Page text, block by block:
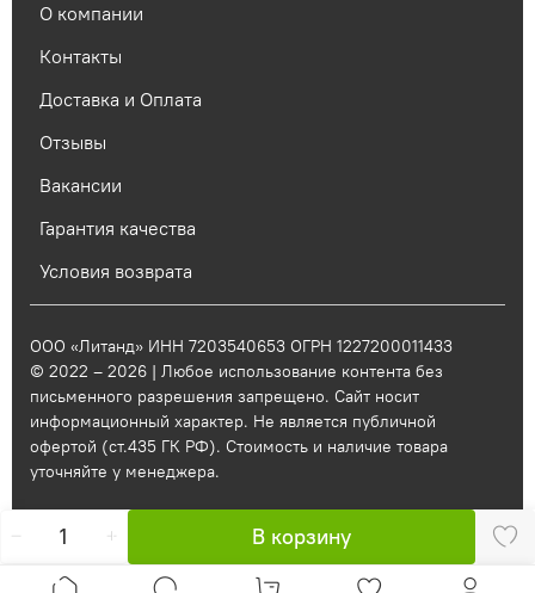
В корзину
О компании
Контакты
Доставка и Оплата
Отзывы
Вакансии
Гарантия качества
Условия возврата
ООО «Литанд» ИНН 7203540653 ОГРН 1227200011433
© 2022 – 2026 | Любое использование контента без
письменного разрешения запрещено. Сайт носит
информационный характер. Не является публичной
офертой (ст.435 ГК РФ). Стоимость и наличие товара
уточняйте у менеджера.